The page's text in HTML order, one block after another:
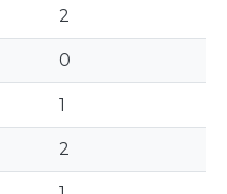
2
0
1
2